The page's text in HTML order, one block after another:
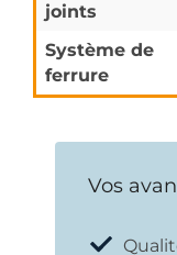
joints
Système de
ferrure
Vos